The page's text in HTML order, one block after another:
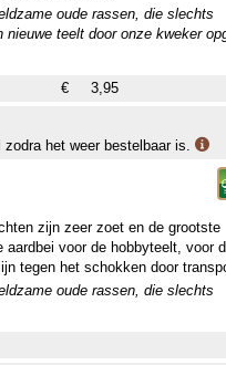
oude rassen, die slechts
teelt door onze kweker
we een deel van dit sortiment
€
3,95
het weer bestelbaar is.
zijn zeer zoet en de grootste
voor de hobbyteelt, voor
tegen het schokken door
oude rassen, die slechts
teelt door onze kweker